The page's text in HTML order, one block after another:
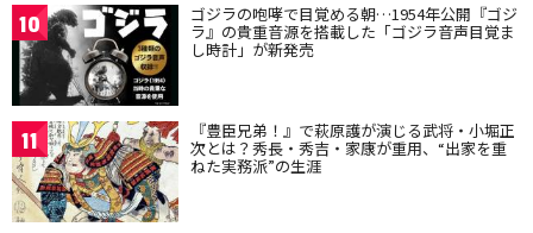
10 ゴジラの咆哮で目覚める朝…1954年公開『ゴジ
ラ』の貴重音源を搭載した「ゴジラ音声目覚ま
し時計」が新発売
11 『豊臣兄弟！』で萩原護が演じる武将・小堀正
次とは？秀長・秀吉・家康が重用、“出家を重
ねた実務派”の生涯